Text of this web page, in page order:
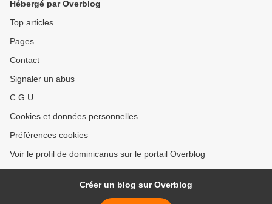
Hébergé par Overblog
Top articles
Pages
Contact
Signaler un abus
C.G.U.
Cookies et données personnelles
Préférences cookies
Voir le profil de dominicanus sur le portail Overblog
Créer un blog sur Overblog